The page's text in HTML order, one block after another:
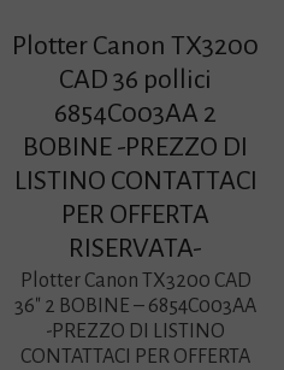
Plotter Canon TX3200
CAD 36 pollici
6854C003AA 2
BOBINE -PREZZO DI
LISTINO CONTATTACI
PER OFFERTA
RISERVATA-
Plotter Canon TX3200 CAD
36″ 2 BOBINE – 6854C003AA
-PREZZO DI LISTINO
CONTATTACI PER OFFERTA